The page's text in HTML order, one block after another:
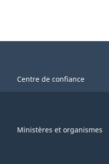
Centre de confiance
Ministères et organismes